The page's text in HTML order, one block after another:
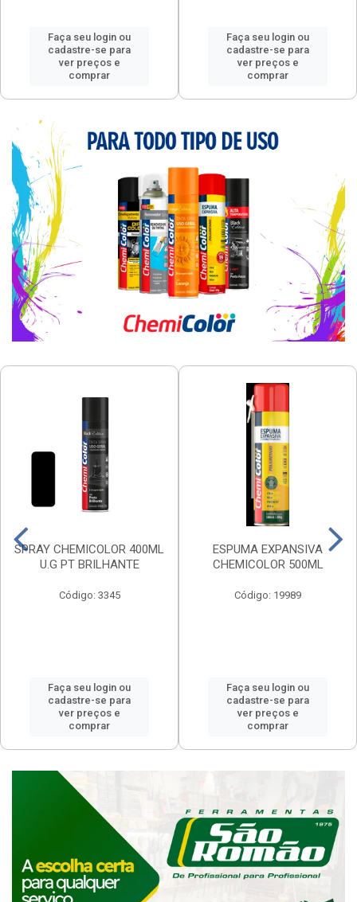
Faça seu login ou
cadastre-se para
ver preços e
comprar
Faça seu login ou
cadastre-se para
ver preços e
comprar
SPRAY CHEMICOLOR 400ML
U.G PT BRILHANTE
Código: 3345
Faça seu login ou
cadastre-se para
ver preços e
comprar
ESPUMA EXPANSIVA
CHEMICOLOR 500ML
Código: 19989
Faça seu login ou
cadastre-se para
ver preços e
comprar